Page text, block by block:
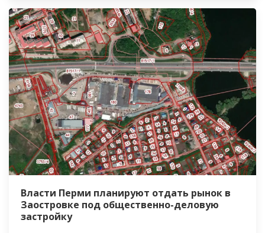
Власти Перми планируют отдать рынок в
Заостровке под общественно-деловую
застройку